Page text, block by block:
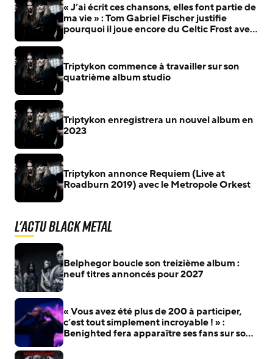
« J’ai écrit ces chansons, elles font partie de
ma vie » : Tom Gabriel Fischer justifie
pourquoi il joue encore du Celtic Frost avec
Triptykon commence à travailler sur son
quatrième album studio
Triptykon enregistrera un nouvel album en
2023
Triptykon annonce Requiem (Live at
Roadburn 2019) avec le Metropole Orkest
L'actu Black Metal
Belphegor boucle son treizième album :
neuf titres annoncés pour 2027
« Vous avez été plus de 200 à participer,
c’est tout simplement incroyable ! » :
Benighted fera apparaître ses fans sur son